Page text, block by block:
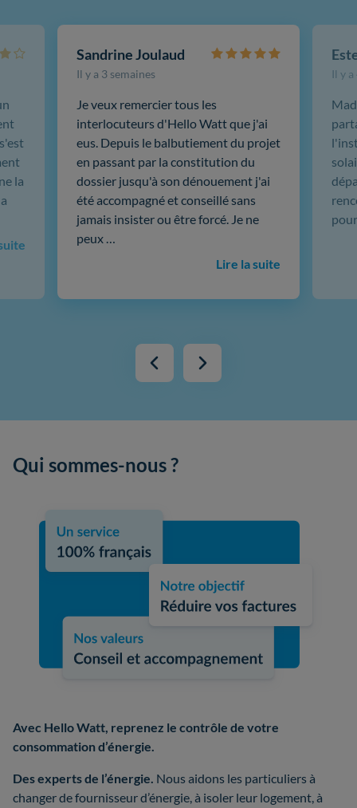
Sandrine Joulaud
Il y a 3 semaines
Je veux remercier tous les
interlocuteurs d'Hello Watt que j'ai
eus. Depuis le balbutiement du projet
en passant par la constitution du
dossier jusqu'à son dénouement j'ai
été accompagné et conseillé sans
jamais insister ou être forcé. Je ne
peux …
Lire la suite
Il y
la
Qui sommes-nous ?
Avec Hello Watt, reprenez le contrôle de votre
consommation d’énergie.
Des experts de l’énergie. Nous aidons les particuliers à
changer de fournisseur d’énergie, à isoler leur logement, à